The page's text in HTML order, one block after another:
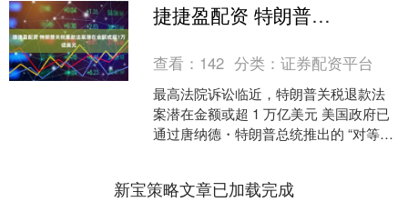
捷捷盈配资 特朗普关税退款法案潜在金额或超1万亿美元
查看： 142 分类：证券配资平台
最高法院诉讼临近，特朗普关税退款法
案潜在金额或超 1 万亿美元 美国政府已
通过唐纳德・特朗普总统推出的 “对等关
新宝策略文章已加载完成